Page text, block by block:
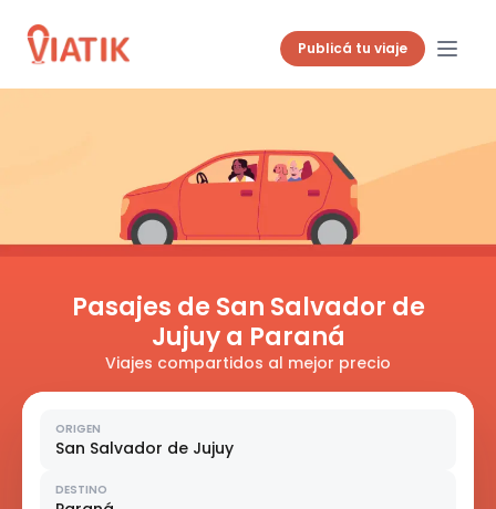
Publicá tu viaje
Pasajes de San Salvador de
Jujuy a Paraná
Viajes compartidos al mejor precio
ORIGEN
San Salvador de Jujuy
DESTINO